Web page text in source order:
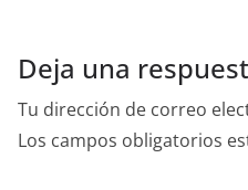
Deja una
Tu dirección de correo
Los campos obligatorios